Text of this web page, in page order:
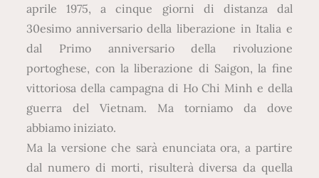
aprile 1975, a cinque giorni di distanza dal
30esimo anniversario della liberazione in Italia e
dal Primo anniversario della rivoluzione
portoghese, con la liberazione di Saigon, la fine
vittoriosa della campagna di Ho Chi Minh e della
guerra del Vietnam. Ma torniamo da dove
abbiamo iniziato.
Ma la versione che sarà enunciata ora, a partire
dal numero di morti, risulterà diversa da quella